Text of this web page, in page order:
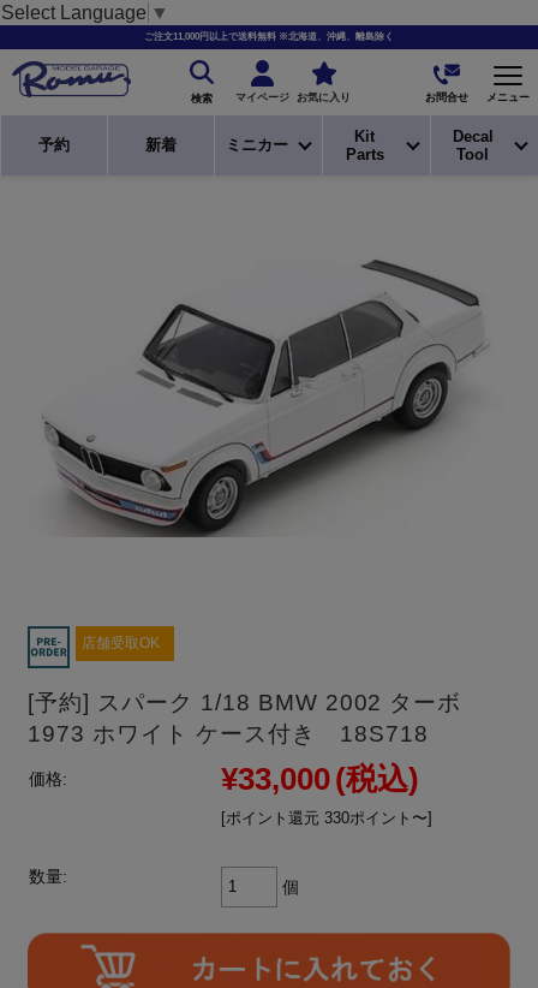
Select Language ▼
ご注文11,000円以上で送料無料 ※北海道、沖縄、離島除く
検索 マイページ お気に入り お問合せ メニュー
予約 新着 ミニカー
Kit
Parts
Decal
Tool
店舗受取OK
[予約] スパーク 1/18 BMW 2002 ターボ
1973 ホワイト ケース付き 18S718
価格: ¥33,000(税込)
[ポイント還元 330ポイント〜]
数量:
個